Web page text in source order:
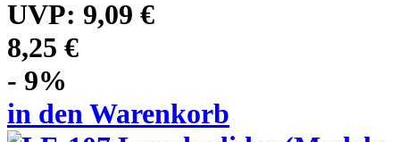
UVP: 9,09 €
8,25 €
- 9%
in den Warenkorb